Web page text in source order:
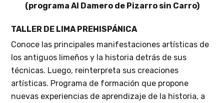
(programa Al Damero de Pizarro sin Carro)
TALLER DE LIMA PREHISPÁNICA
Conoce las principales manifestaciones artísticas de
los antiguos limeños y la historia detrás de sus
técnicas. Luego, reinterpreta sus creaciones
artísticas. Programa de formación que propone
nuevas experiencias de aprendizaje de la historia, a